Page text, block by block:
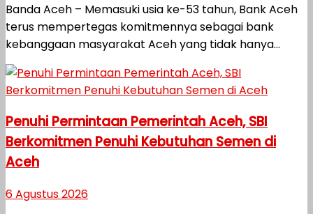
Banda Aceh – Memasuki usia ke-53 tahun, Bank Aceh
terus mempertegas komitmennya sebagai bank
kebanggaan masyarakat Aceh yang tidak hanya...
Penuhi Permintaan Pemerintah Aceh, SBI
Berkomitmen Penuhi Kebutuhan Semen di
Aceh
6 Agustus 2026